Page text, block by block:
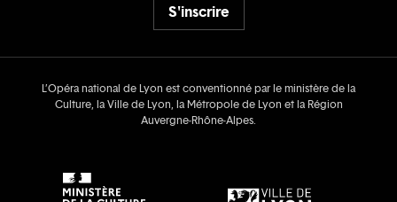
S'inscrire
L’Opéra national de Lyon est conventionné par le ministère de la
Culture, la Ville de Lyon, la Métropole de Lyon et la Région
Auvergne‑Rhône‑Alpes.